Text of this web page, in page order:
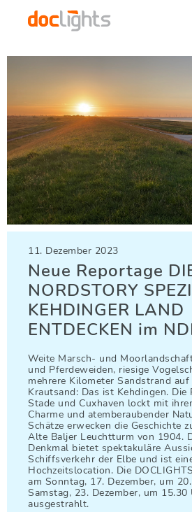
11. Dezember 2023
Neue Reportage
NORDSTORY
KEHDINGER LAND
ENTDECKEN im
Weite Marsch- und
und Pferdeweiden, riesige
mehrere Kilometer Sandstrand
Krautsand: Das ist Kehdingen. Die
Stade und Cuxhaven lockt mit
Charme und atemberaubender
Schätze erwecken die Geschichte
Alte Baljer Leuchtturm von 1904.
Denkmal bietet spektakuläre
Schiffsverkehr der Elbe und ist
Hochzeitslocation. Die
am Sonntag, 17. Dezember, um
Samstag, 23. Dezember, um 15.30
ausgestrahlt.